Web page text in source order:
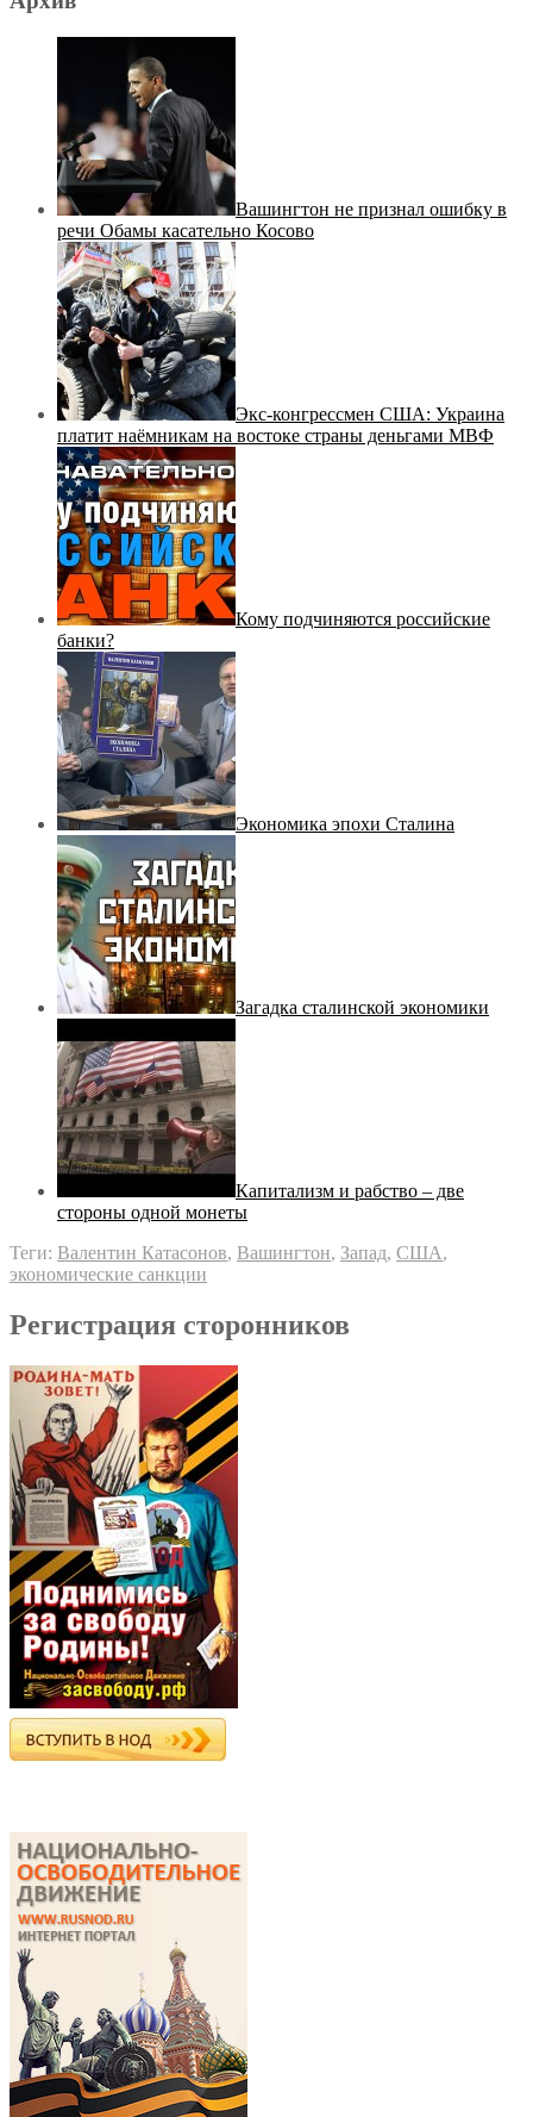
Вашингтон не признал ошибку в
речи Обамы касательно Косово
Экс-конгрессмен США: Украина
платит наёмникам на востоке страны деньгами МВФ
Кому подчиняются российские
банки?
Экономика эпохи Сталина
Загадка сталинской экономики
Капитализм и рабство – две
стороны одной монеты
Теги: Валентин Катасонов, Вашингтон, Запад, США,
экономические санкции
Регистрация сторонников